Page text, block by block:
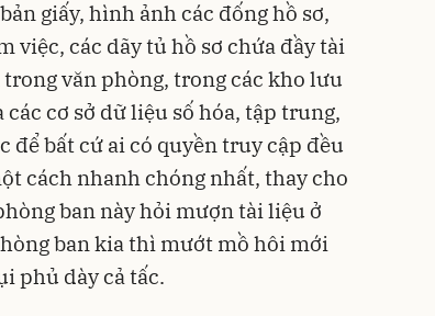
giấy, hình ảnh các đống hồ sơ,
việc, các dãy tủ hồ sơ chứa đầy tài
văn phòng, trong các kho lưu
cơ sở dữ liệu số hóa, tập trung,
để bất cứ ai có quyền truy cập đều
cách nhanh chóng nhất, thay cho
ban này hỏi mượn tài liệu ở
ban kia thì mướt mồ hôi mới
phủ dày cả tấc.